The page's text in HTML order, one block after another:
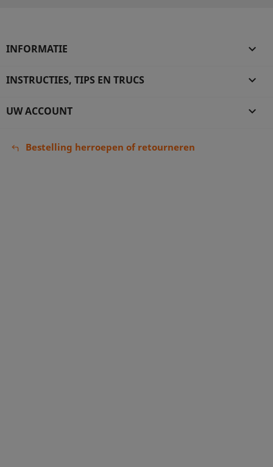
INFORMATIE 
INSTRUCTIES, TIPS EN TRUCS 
UW ACCOUNT 
Bestelling herroepen of retourneren